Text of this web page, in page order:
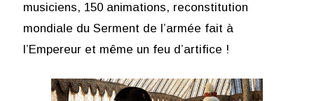
musiciens, 150 animations, reconstitution
mondiale du Serment de l’armée fait à
l’Empereur et même un feu d’artifice !